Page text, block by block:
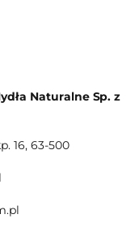
Naturalne Sp. z
16, 63-500